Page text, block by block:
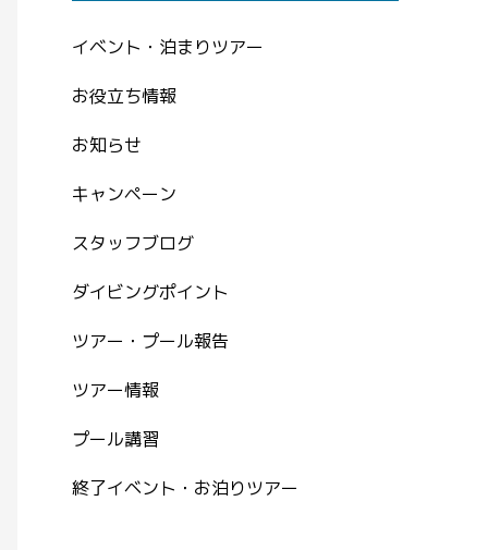
イベント・泊まりツアー
お役立ち情報
お知らせ
キャンペーン
スタッフブログ
ダイビングポイント
ツアー・プール報告
ツアー情報
プール講習
終了イベント・お泊りツアー